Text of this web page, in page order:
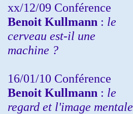
xx/12/09 Conférence
Benoit Kullmann : le
cerveau est-il une
machine ?
16/01/10 Conférence
Benoit Kullmann : le
regard et l'image mentale